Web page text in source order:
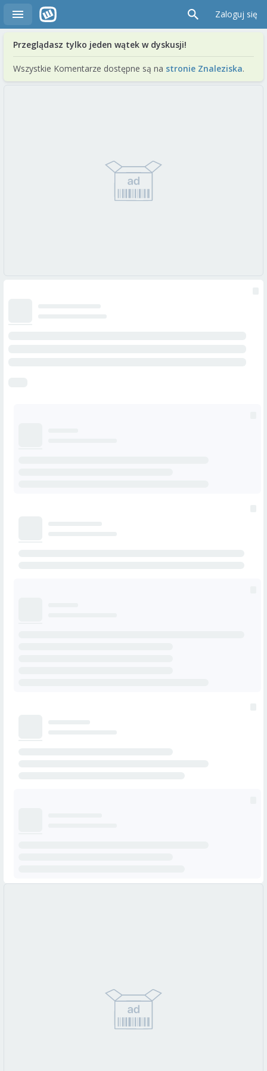
Zaloguj się
Przeglądasz tylko jeden wątek w dyskusji!
Wszystkie Komentarze dostępne są na stronie Znaleziska.